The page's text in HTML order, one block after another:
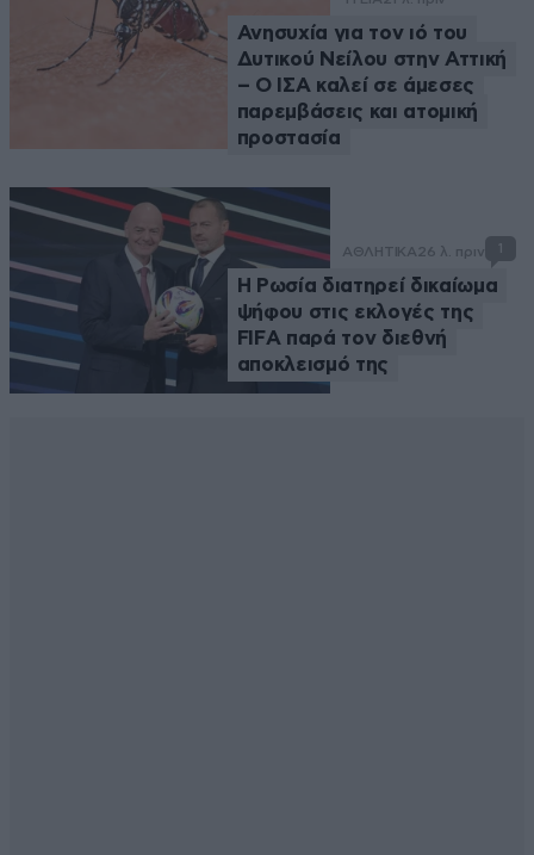
Ανησυχία για τον ιό του
Δυτικού Νείλου στην Αττική
– Ο ΙΣΑ καλεί σε άμεσες
παρεμβάσεις και ατομική
προστασία
ΑΘΛΗΤΙΚΑ26 λ. πριν 1
Η Ρωσία διατηρεί δικαίωμα
ψήφου στις εκλογές της
FIFA παρά τον διεθνή
αποκλεισμό της